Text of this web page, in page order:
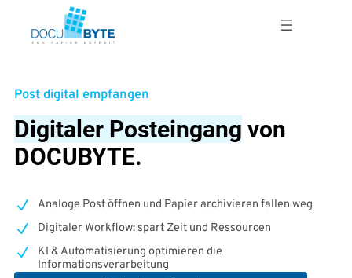
Inhalt
springen
Post digital empfangen
Digitaler Posteingang von
DOCUBYTE.
Analoge Post öffnen und Papier archivieren fallen weg
Digitaler Workflow: spart Zeit und Ressourcen
KI & Automatisierung optimieren die
Informationsverarbeitung